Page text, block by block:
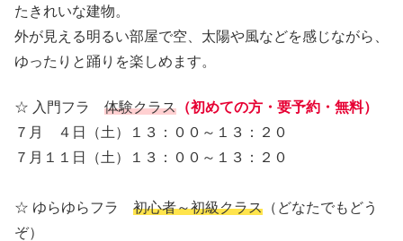
たきれいな建物。
外が見える明るい部屋で空、太陽や風などを感じながら、
ゆったりと踊りを楽しめます。
☆ 入門フラ 体験クラス （初めての方・要予約・無料）
７月 ４日（土）１３：００～１３：２０
７月１１日（土）１３：００～１３：２０
☆ ゆらゆらフラ 初心者～初級クラス （どなたでもどう
ぞ）